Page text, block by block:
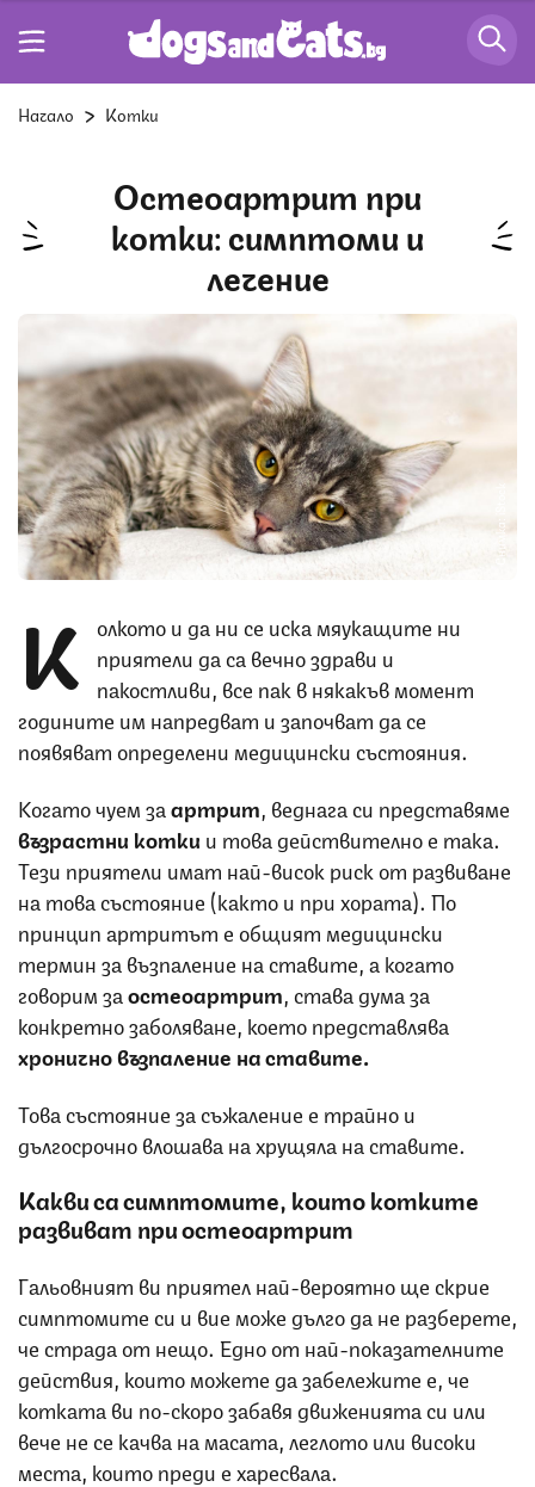
Начало Котки
Остеоартрит при
котки: симптоми и
лечение
Снимка: iStock
К олкото и да ни се иска мяукащите ни
приятели да са вечно здрави и
пакостливи, все пак в някакъв момент
годините им напредват и започват да се
появяват определени медицински състояния.
Когато чуем заартрит , веднага си представяме
възрастни котки и това действително е така.
Тези приятели имат най-висок риск от развиване
на това състояние (както и при хората). По
принцип артритът е общият медицински
термин за възпаление на ставите, а когато
говорим заостеоартрит , става дума за
конкретно заболяване, което представлява
хронично възпаление на ставите.
Това състояние за съжаление е трайно и
дългосрочно влошава на хрущяла на ставите.
Какви са симптомите, които котките
развиват при остеоартрит
Гальовният ви приятел най-вероятно ще скрие
симптомите си и вие може дълго да не разберете,
че страда от нещо. Едно от най-показателните
действия, които можете да забележите е, че
котката ви по-скоро забавя движенията си или
вече не се качва на масата, леглото или високи
места, които преди е харесвала.